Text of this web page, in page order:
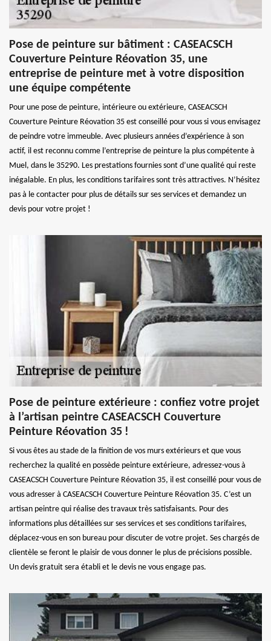
Pose de peinture sur bâtiment : CASEACSCH
Couverture Peinture Réovation 35, une
entreprise de peinture met à votre disposition
une équipe compétente
Pour une pose de peinture, intérieure ou extérieure, CASEACSCH
Couverture Peinture Réovation 35 est conseillé pour vous si vous envisagez
de peindre votre immeuble. Avec plusieurs années d’expérience à son
actif, il est reconnu comme l’entreprise de peinture la plus compétente à
Muel, dans le 35290. Les prestations fournies sont d’une qualité qui reste
inégalable. En plus, les conditions tarifaires sont très attractives. N’hésitez
pas à le contacter pour plus de détails sur ses services et demandez un
devis pour votre projet !
Pose de peinture extérieure : confiez votre projet
à l’artisan peintre CASEACSCH Couverture
Peinture Réovation 35 !
Si vous êtes au stade de la finition de vos murs extérieurs et que vous
recherchez la qualité en possède peinture extérieure, adressez-vous à
CASEACSCH Couverture Peinture Réovation 35, il est conseillé pour vous de
vous adresser à CASEACSCH Couverture Peinture Réovation 35. C’est un
artisan peintre qui réalise des travaux très satisfaisants. Pour des
informations plus détaillées sur ses services et ses conditions tarifaires,
déplacez-vous en son bureau pour discuter de votre projet. Ses chargés de
clientèle se feront le plaisir de vous donner le plus de précisions possible.
Un devis gratuit sera établi et le devis ne vous engage pas.